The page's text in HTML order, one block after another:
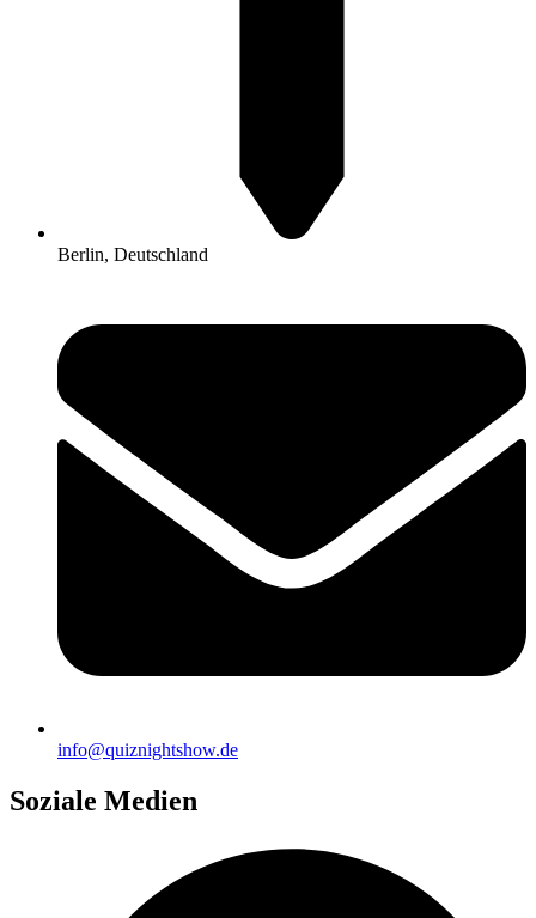
Berlin, Deutschland
info@quiznightshow.de
Soziale Medien